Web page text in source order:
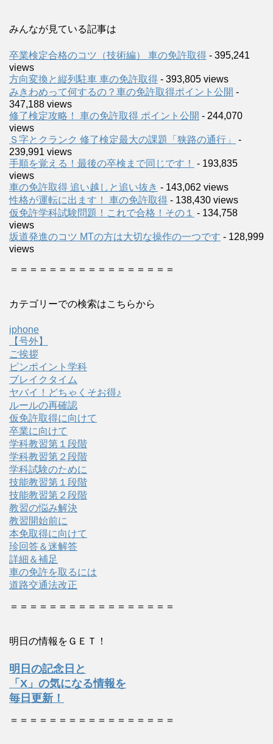
みんなが見ている記事は
卒業検定合格のコツ（技術編） 車の免許取得 - 395,241
views
方向変換と縦列駐車 車の免許取得 - 393,805 views
みきわめって何するの？車の免許取得ポイント公開 -
347,188 views
修了検定攻略！ 車の免許取得 ポイント公開 - 244,070
views
Ｓ字とクランク 修了検定最大の課題「狭路の通行」
-
239,991 views
手順を覚える！最後の卒検まで同じです！
- 193,835
views
車の免許取得 追い越しと追い抜き - 143,062 views
性格が運転に出ます！ 車の免許取得 - 138,430 views
仮免許学科試験問題！これで合格！その１
- 134,758
views
坂道発進のコツ MTの方は大切な操作の一つです - 128,999
views
＝＝＝＝＝＝＝＝＝＝＝＝＝＝＝＝＝
カテゴリーでの検索はこちらから
iphone
【号外】
ご挨拶
ピンポイント学科
ブレイクタイム
ヤバイ！どちゃくそお得♪
ルールの再確認
仮免許取得に向けて
卒業に向けて
学科教習第１段階
学科教習第２段階
学科試験のために
技能教習第１段階
技能教習第２段階
教習の悩み解決
教習開始前に
本免取得に向けて
珍回答＆迷解答
詳細＆補足
車の免許を取るには
道路交通法改正
＝＝＝＝＝＝＝＝＝＝＝＝＝＝＝＝＝
明日の情報をＧＥＴ！
明日の記念日と
「X」の気になる情報を
毎日更新！
＝＝＝＝＝＝＝＝＝＝＝＝＝＝＝＝＝